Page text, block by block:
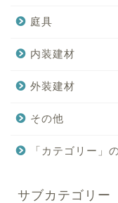
庭具
内装建材
外装建材
その他
「カテゴリー」
サブカテゴリー